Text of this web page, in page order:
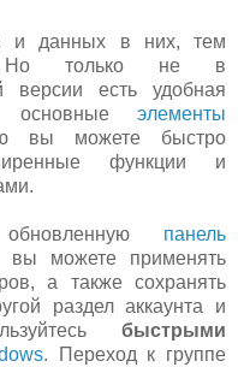
и данных в них, тем
Но только не в
версии есть удобная
основные элементы
можете быстро
функции и
панель
вы можете применять
а также сохранять
раздел аккаунта и
быстрыми
. Переход к группе